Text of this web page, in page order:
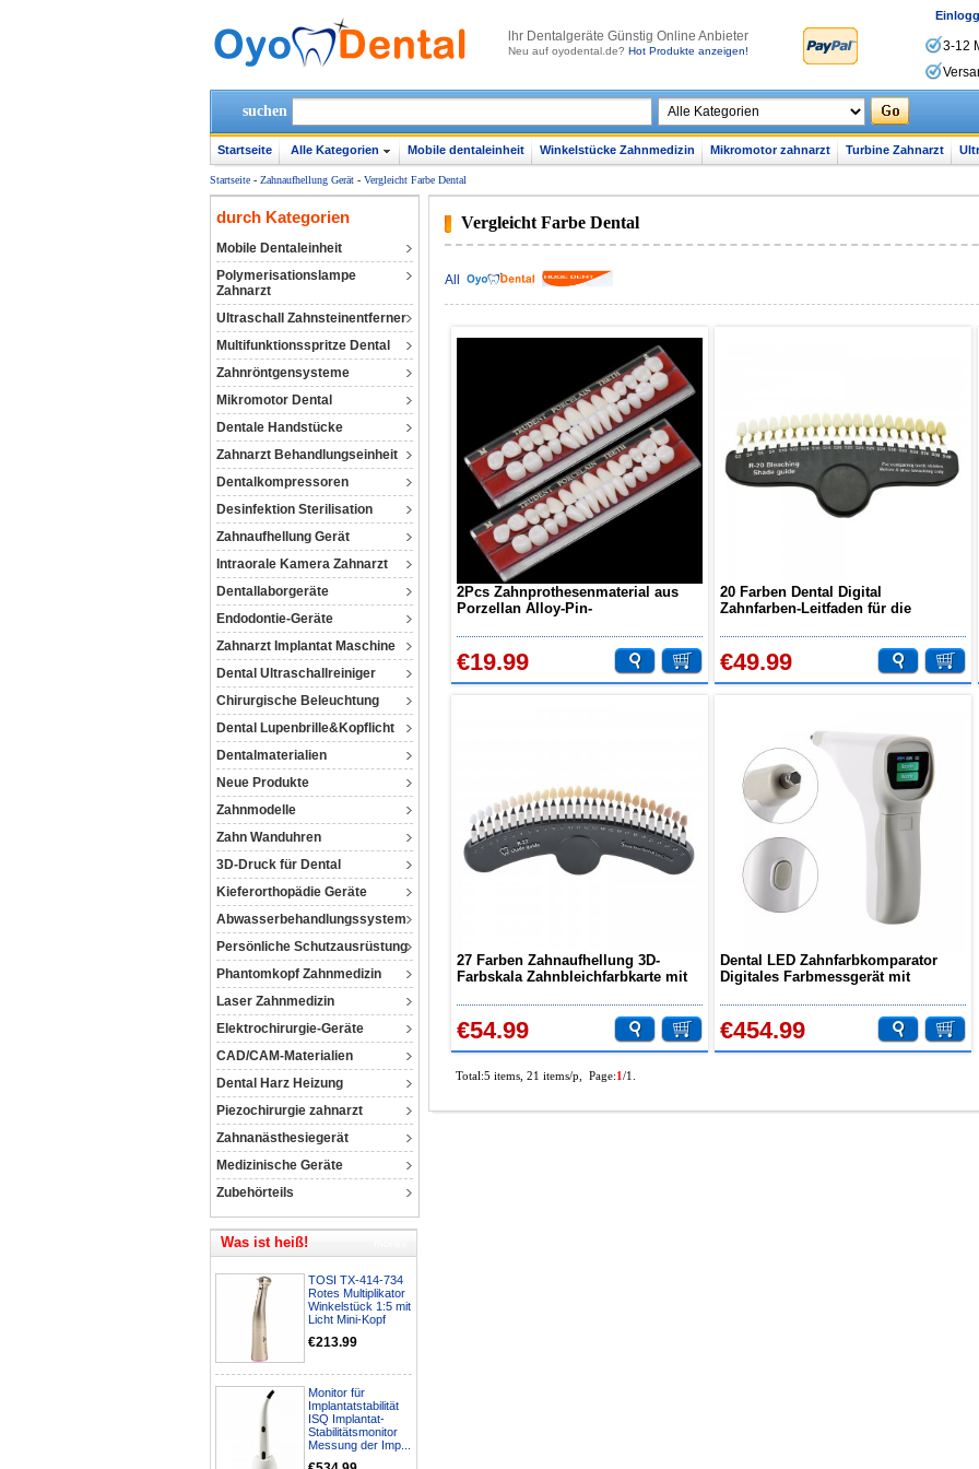
lhr Dentalgeräte Günstig Online Anbieter
Neu auf oyodental.de? Hot Produkte anzeigen!
3-12
suchen
Startseite Alle Kategorien Mobile dentaleinheit Winkelstücke Zahnmedizin Mikromotor zahnarzt Turbine Zahnarzt
Startseite - Zahnaufhellung Gerät - Vergleicht Farbe Dental
durch Kategorien
Mobile Dentaleinheit
Polymerisationslampe
Zahnarzt
Ultraschall Zahnsteinentferner
Multifunktionsspritze Dental
Zahnröntgensysteme
Mikromotor Dental
Dentale Handstücke
Zahnarzt Behandlungseinheit
Dentalkompressoren‎
Desinfektion Sterilisation
Zahnaufhellung Gerät
Intraorale Kamera Zahnarzt
Dentallaborgeräte
Endodontie-Geräte
Zahnarzt Implantat Maschine
Dental Ultraschallreiniger
Chirurgische Beleuchtung
Dental Lupenbrille&Kopflicht
Dentalmaterialien
Neue Produkte
Zahnmodelle
Zahn Wanduhren
3D-Druck für Dental
Kieferorthopädie Geräte
Abwasserbehandlungssystem
Persönliche Schutzausrüstung
Phantomkopf Zahnmedizin
Laser Zahnmedizin
Elektrochirurgie-Geräte
CAD/CAM-Materialien
Dental Harz Heizung
Piezochirurgie zahnarzt
Zahnanästhesiegerät
Medizinische Geräte
Zubehörteils
Was ist heiß!
TOSI TX-414-734
Rotes Multiplikator
Winkelstück 1:5 mit
Licht Mini-Kopf
€213.99
Monitor für
Implantatstabilität
ISQ Implantat-
Stabilitätsmonitor
Messung der Imp...
Vergleicht Farbe Dental
All
2Pcs Zahnprothesenmaterial aus
Porzellan Alloy-Pin-
€19.99
20 Farben Dental Digital
Zahnfarben-Leitfaden für die
€49.99
27 Farben Zahnaufhellung 3D-
Farbskala Zahnbleichfarbkarte mit
€54.99
Dental LED Zahnfarbkomparator
Digitales Farbmessgerät mit
€454.99
Total:5 items, 21 items/p, Page:1/1.